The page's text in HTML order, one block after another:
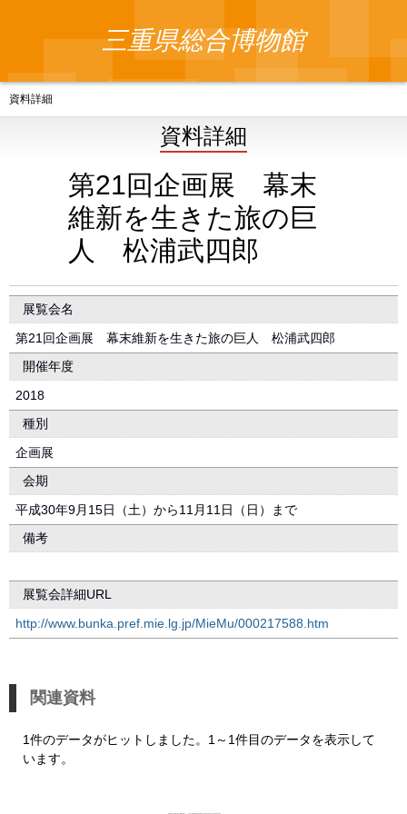
三重県総合博物館
資料詳細
資料詳細
第21回企画展 幕末
維新を生きた旅の巨
人 松浦武四郎
展覧会名
第21回企画展 幕末維新を生きた旅の巨人 松浦武四郎
開催年度
2018
種別
企画展
会期
平成30年9月15日（土）から11月11日（日）まで
備考
展覧会詳細URL
http://www.bunka.pref.mie.lg.jp/MieMu/000217588.htm
関連資料
1件のデータがヒットしました。1～1件目のデータを表示して
います。